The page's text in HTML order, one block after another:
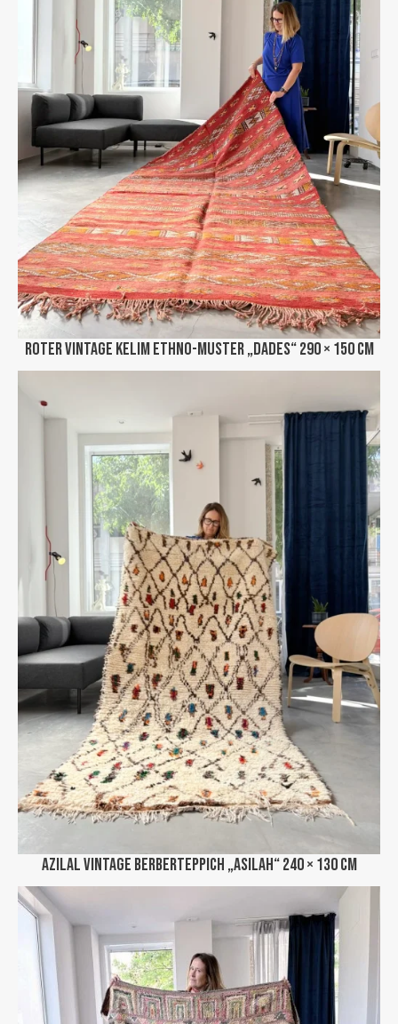
Roter Vintage Kelim Ethno-Muster „Dades“ 290 × 150 cm
Azilal Vintage Berberteppich „Asilah“ 240 × 130 cm